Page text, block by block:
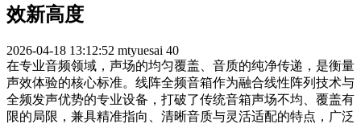
效新高度
2026-04-18 13:12:52 mtyuesai 40
在专业音频领域，声场的均匀覆盖、音质的纯净传递，是衡量
声效体验的核心标准。线阵全频音箱作为融合线性阵列技术与
全频发声优势的专业设备，打破了传统音箱声场不均、覆盖有
限的局限，兼具精准指向、清晰音质与灵活适配的特点，广泛